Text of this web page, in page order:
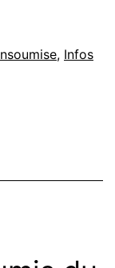
, Infos